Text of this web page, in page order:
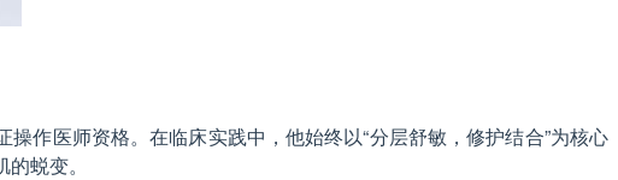
作医师资格。在临床实践中，他始终以“分层舒敏，修护结合”为核心
蜕变。